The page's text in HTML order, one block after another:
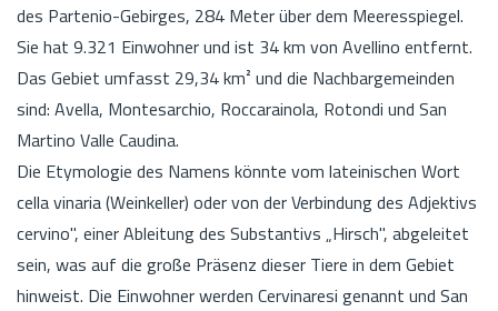
des Partenio-Gebirges, 284 Meter über dem Meeresspiegel.
Sie hat 9.321 Einwohner und ist 34 km von Avellino entfernt.
Das Gebiet umfasst 29,34 km² und die Nachbargemeinden
sind: Avella, Montesarchio, Roccarainola, Rotondi und San
Martino Valle Caudina.
Die Etymologie des Namens könnte vom lateinischen Wort
cella vinaria (Weinkeller) oder von der Verbindung des Adjektivs
cervino", einer Ableitung des Substantivs „Hirsch", abgeleitet
sein, was auf die große Präsenz dieser Tiere in dem Gebiet
hinweist. Die Einwohner werden Cervinaresi genannt und San